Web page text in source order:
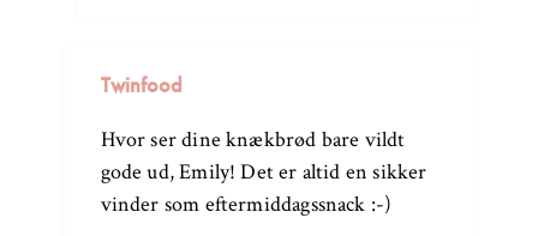
Twinfood
Hvor ser dine knækbrød bare vildt
gode ud, Emily! Det er altid en sikker
vinder som eftermiddagssnack :-)